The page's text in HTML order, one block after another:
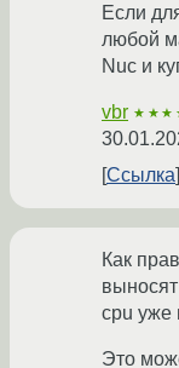
Если
любой
Nuc и
vbr
Ссылка
Как
cpu уже
Это